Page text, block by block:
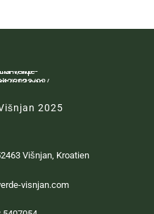
2025
Višnjan, Kroatien
visnjan.com